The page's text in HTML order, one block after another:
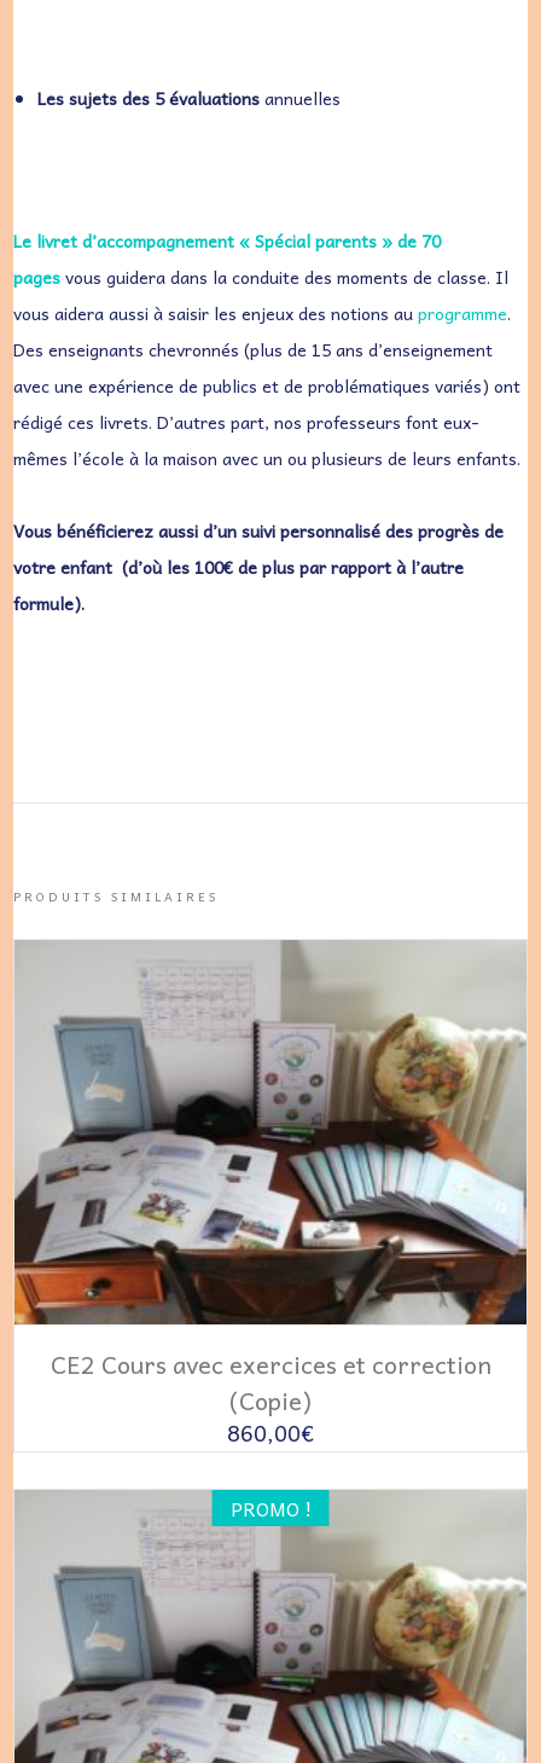
Les sujets des 5 évaluationsannuelles
Le livret d’accompagnement « Spécial parents » de 70
pagesvous guidera dans la conduite des moments de classe. Il
vous aidera aussi à saisir les enjeux des notions auprogramme.
Des enseignants chevronnés (plus de 15 ans d’enseignement
avec une expérience de publics et de problématiques variés) ont
rédigé ces livrets. D’autres part, nos professeurs font eux-
mêmes l’école à la maison avec un ou plusieurs de leurs enfants.
Vous bénéficierez aussi d’un suivi personnalisé des progrès de
votre enfant (d’où les 100€ de plus par rapport à l’autre
formule).
PRODUITS SIMILAIRES
CE2 Cours avec exercices et correction
(Copie)
860,00€
PROMO !